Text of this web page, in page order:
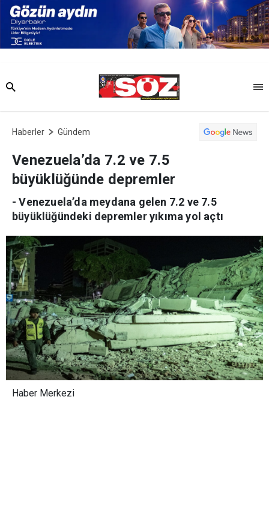
Haberler Gündem
Venezuela’da 7.2 ve 7.5
büyüklüğünde depremler
- Venezuela’da meydana gelen 7.2 ve 7.5
büyüklüğündeki depremler yıkıma yol açtı
Haber Merkezi